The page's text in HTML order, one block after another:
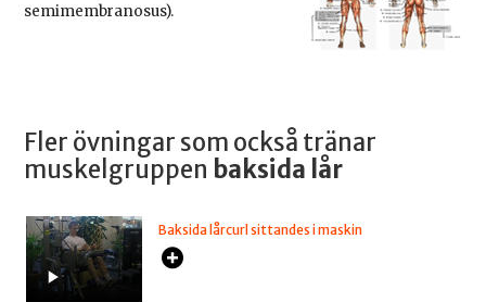
semimembranosus).
Fler övningar som också tränar
muskelgruppen baksida lår
Baksida lårcurl sittandes i maskin